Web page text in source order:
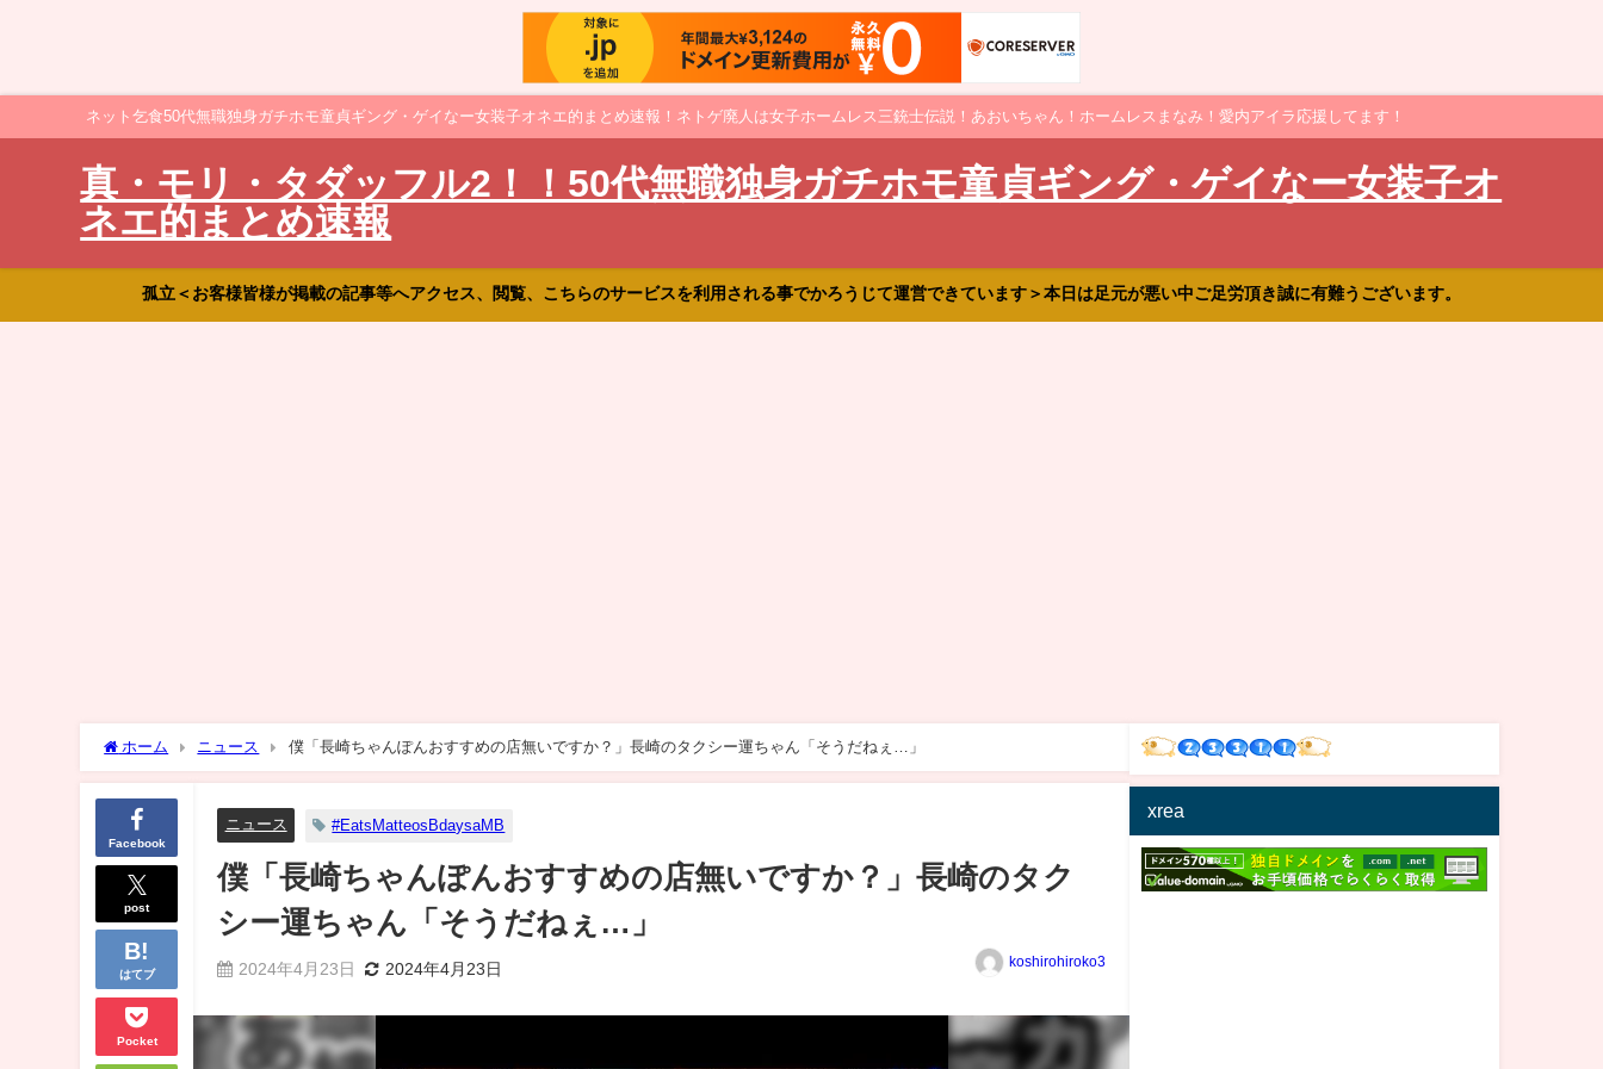
ネット乞食50代無職独身ガチホモ童貞ギング・ゲイなー女装子オネエ的まとめ速報！ネトゲ廃人は女子ホームレス三銃士伝説！あおいちゃん！ホームレスまなみ！愛内アイラ応援してます！
真・モリ・タダッフル2！！50代無職独身ガチホモ童貞ギング・ゲイなー女装子オ
ネエ的まとめ速報
孤立＜お客様皆様が掲載の記事等へアクセス、閲覧、こちらのサービスを利用される事でかろうじて運営できています＞本日は足元が悪い中ご足労頂き誠に有難うございます。
ホーム ニュース 僕「長崎ちゃんぽんおすすめの店無いですか？」長崎のタクシー運ちゃん「そうだねぇ…」
Facebook
post
はてブ
Pocket
ニュース #EatsMatteosBdaysaMB
僕「長崎ちゃんぽんおすすめの店無いですか？」長崎のタク
シー運ちゃん「そうだねぇ…」
2024年4月23日 2024年4月23日 koshirohiroko3
xrea